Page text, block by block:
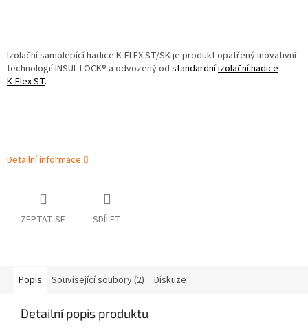
Izolační samolepící hadice K‑FLEX ST/SK je produkt opatřený inovativní
technologií INSUL-LOCK® a odvozený od standardníizolační hadice
K‑Flex ST.
Detailní informace
ZEPTAT SE SDÍLET
Popis Související soubory (2) Diskuze
Detailní popis produktu